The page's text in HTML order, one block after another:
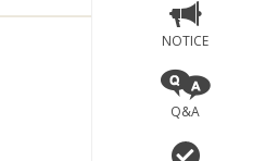
NOTICE
Q&A